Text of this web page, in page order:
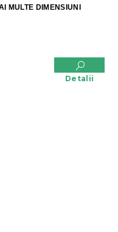
MULTE DIMENSIUNI
Detalii